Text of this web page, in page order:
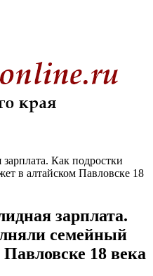
Как подростки
в алтайском Павловске 18
зарплата.
семейный
18 века